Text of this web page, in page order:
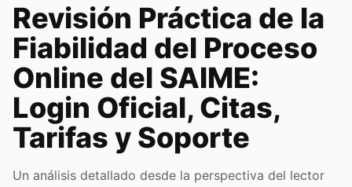
Revisión Práctica de la
Fiabilidad del Proceso
Online del SAIME:
Login Oficial, Citas,
Tarifas y Soporte
Un análisis detallado desde la perspectiva del lector